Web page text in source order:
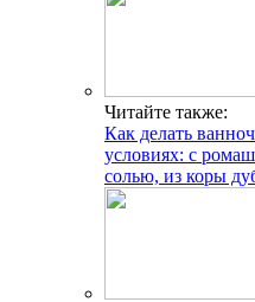
Читайте также:
Как делать
условиях: с
солью, из коры